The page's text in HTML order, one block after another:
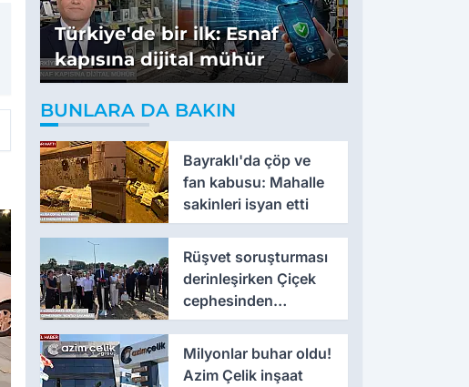
Türkiye'de bir ilk: Esnaf
kapısına dijital mühür
BUNLARA DA BAKIN
Bayraklı'da çöp ve
fan kabusu: Mahalle
sakinleri isyan etti
Rüşvet soruşturması
derinleşirken Çiçek
cephesinden
'montaj' savunması
Milyonlar buhar oldu!
Azim Çelik inşaat